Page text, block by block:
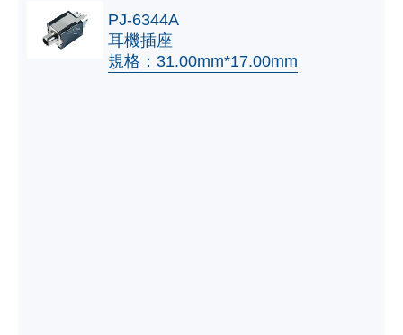
PJ-6344A
耳機插座
規格：31.00mm*17.00mm